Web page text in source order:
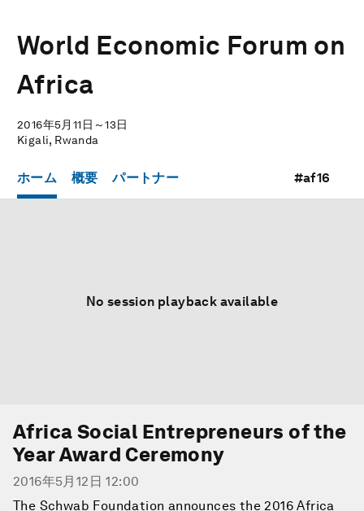
World Economic Forum on
Africa
2016年5月11日～13日
Kigali, Rwanda
ホーム 概要 パートナー #af16
No session playback available
Africa Social Entrepreneurs of the
Year Award Ceremony
2016年5月12日 12:00
The Schwab Foundation announces the 2016 Africa